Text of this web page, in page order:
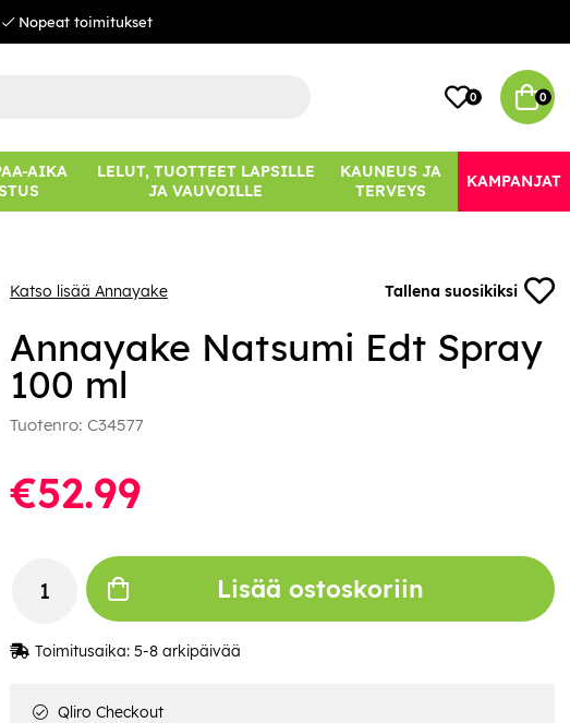
Nopeat toimitukset
0 0
AIKA
LELUT, TUOTTEET LAPSILLE
JA VAUVOILLE
KAUNEUS JA
TERVEYS
KAMPANJAT
Katso lisää Annayake Tallena suosikiksi
Annayake Natsumi Edt Spray
100 ml
Tuotenro: C34577
€52.99
Lisää ostoskoriin
Toimitusaika: 5-8 arkipäivää
Qliro Checkout